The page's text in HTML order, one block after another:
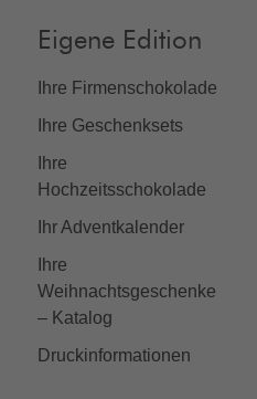
Eigene Edition
Ihre Firmenschokolade
Ihre Geschenksets
Ihre
Hochzeitsschokolade
Ihr Adventkalender
Ihre
Weihnachtsgeschenke
– Katalog
Druckinformationen